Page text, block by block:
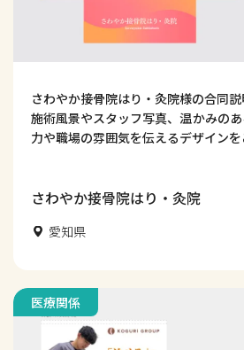
さわやか接骨院はり・灸院様の合同説
施術風景やスタッフ写真、温かみの
力や職場の雰囲気を伝えるデザインを
さわやか接骨院はり・灸院
愛知県
医療関係